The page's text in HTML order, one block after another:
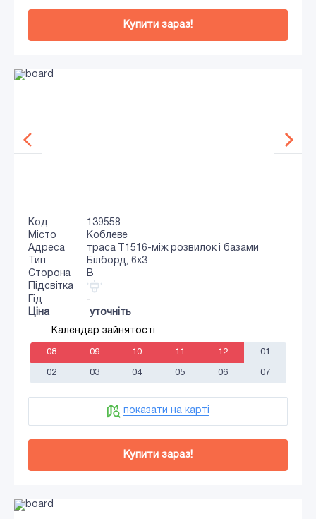
Купити зараз!
Код
139558
Місто
Коблеве
Адреса
траса Т1516-між розвилок і базами
Тип
Білборд, 6х3
Сторона
B
Підсвітка
Гід
-
Ціна
уточніть
Календар зайнятості
08 09 10 11 12 01
02 03 04 05 06 07
показати на карті
Купити зараз!